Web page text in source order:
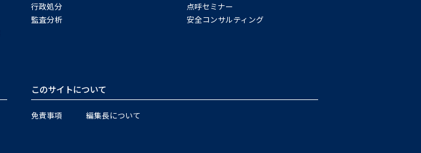
行政処分
監査分析
点呼セミナー
安全コンサルティング
このサイトについて
免責事項 編集長について